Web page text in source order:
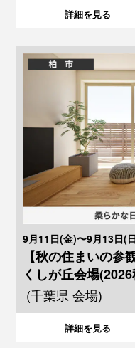
詳細を見る
9月11日(金)〜9月13日(
【秋の住まいの
くしが丘会場
(千葉県 会場)
詳細を見る